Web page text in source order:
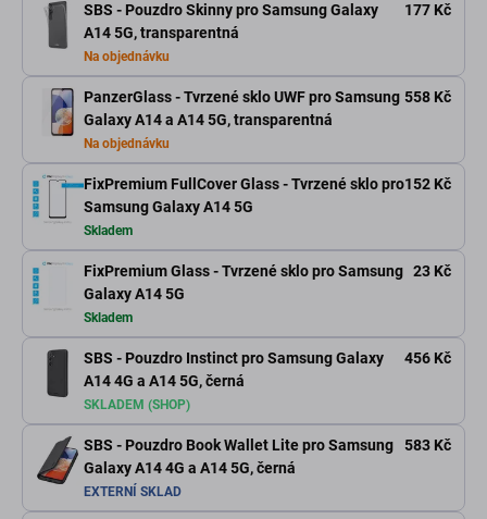
SBS - Pouzdro Skinny pro Samsung Galaxy
A14 5G, transparentná
177 Kč
Na objednávku
PanzerGlass - Tvrzené sklo UWF pro Samsung
Galaxy A14 a A14 5G, transparentná
558 Kč
Na objednávku
FixPremium FullCover Glass - Tvrzené sklo pro
Samsung Galaxy A14 5G
152 Kč
Skladem
FixPremium Glass - Tvrzené sklo pro Samsung
Galaxy A14 5G
23 Kč
Skladem
SBS - Pouzdro Instinct pro Samsung Galaxy
A14 4G a A14 5G, černá
456 Kč
SKLADEM (SHOP)
SBS - Pouzdro Book Wallet Lite pro Samsung
Galaxy A14 4G a A14 5G, černá
583 Kč
EXTERNÍ SKLAD